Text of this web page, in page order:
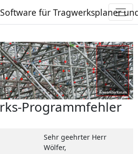
Programmfehler
Sehr geehrter Herr
Wölfer,